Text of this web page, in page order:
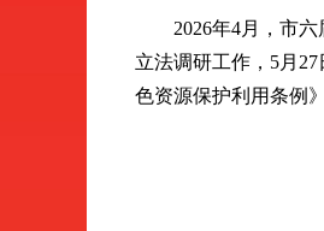
2026年4月，市六
立法调研工作，5月
色资源保护利用条例